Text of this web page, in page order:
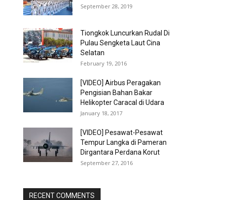
September 28, 2019
Tiongkok Luncurkan Rudal Di
Pulau Sengketa Laut Cina
Selatan
February 19, 2016
[VIDEO] Airbus Peragakan
Pengisian Bahan Bakar
Helikopter Caracal di Udara
January 18, 2017
[VIDEO] Pesawat-Pesawat
Tempur Langka di Pameran
Dirgantara Perdana Korut
September 27, 2016
RECENT COMMENTS